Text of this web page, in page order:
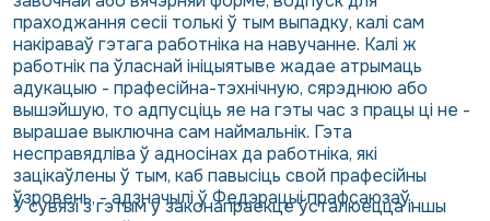
праходжання сесіі толькі ў тым выпадку, калі сам
накіраваў гэтага работніка на навучанне. Калі ж
работнік па ўласнай ініцыятыве жадае атрымаць
адукацыю - прафесійна-тэхнічную, сярэднюю або
вышэйшую, то адпусціць яе на гэты час з працы ці не -
вырашае выключна сам наймальнік. Гэта
несправядліва ў адносінах да работніка, які
зацікаўлены ў тым, каб павысіць свой прафесійны
ўзровень, - адзначылі ў Федэрацыі прафсаюзаў.
У сувязі з гэтым у законапраекце ўсталюецца іншы